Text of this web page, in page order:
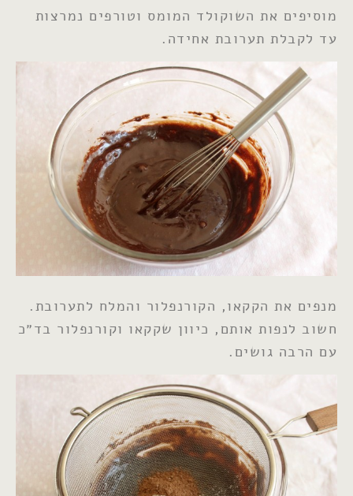
מוסיפים את השוקולד המומס וטורפים נמרצות
עד לקבלת תערובת אחידה.
מנפים את הקקאו, הקורנפלור והמלח לתערובת.
חשוב לנפות אותם, כיוון שקקאו וקורנפלור בד״כ
עם הרבה גושים.